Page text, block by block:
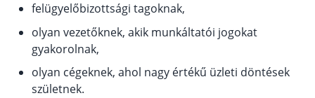
felügyelőbizottsági tagoknak,
olyan vezetőknek, akik munkáltatói jogokat
gyakorolnak,
olyan cégeknek, ahol nagy értékű üzleti döntések
születnek.